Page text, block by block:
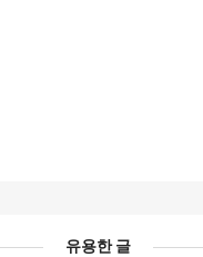
유용한 글